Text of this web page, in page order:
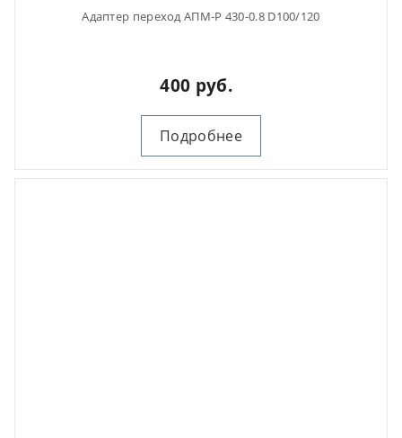
Адаптер переход АПМ-Р 430-0.8 D100/120
400 руб.
Подробнее